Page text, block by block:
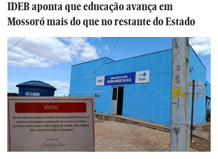
IDEB aponta que educação avança em
Mossoró mais do que no restante do Estado